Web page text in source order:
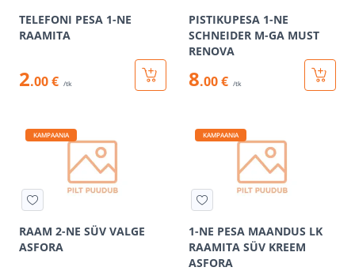
TELEFONI PESA 1-NE
RAAMITA
2.00 € /tk
PISTIKUPESA 1-NE
SCHNEIDER M-GA MUST
RENOVA
8.00 € /tk
KAMPAANIA
RAAM 2-NE SÜV VALGE
ASFORA
KAMPAANIA
1-NE PESA MAANDUS LK
RAAMITA SÜV KREEM
ASFORA